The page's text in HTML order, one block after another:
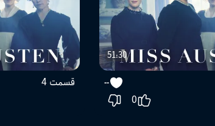
51:30
--
0
قسمت 4